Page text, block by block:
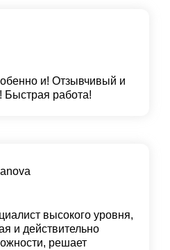
и! Отзывчивый и
работа!
высокого уровня,
и действительно
решает